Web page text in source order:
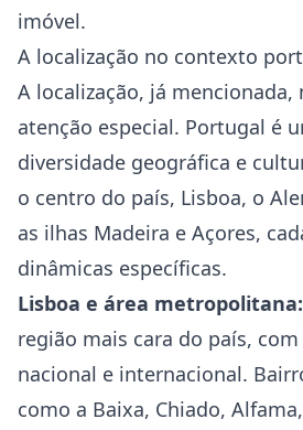
imóvel.
A localização no contexto
A localização, já mencionada,
atenção especial. Portugal é
diversidade geográfica e
o centro do país, Lisboa, o
as ilhas Madeira e Açores,
dinâmicas específicas.
Lisboa e área metropolitana:
região mais cara do país,
nacional e internacional.
como a Baixa, Chiado,